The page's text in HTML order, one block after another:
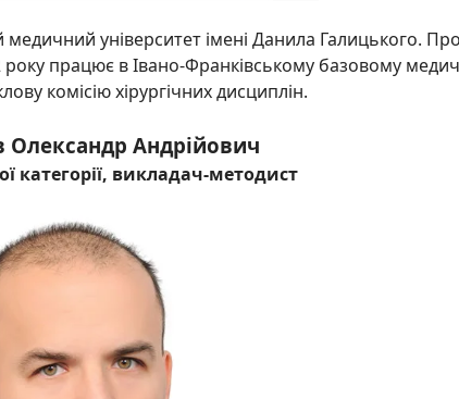
університет імені Данила Галицького.
року працює в Івано-Франківському базовому
комісію хірургічних дисциплін.
Олександр Андрійович
категорії, викладач-методист